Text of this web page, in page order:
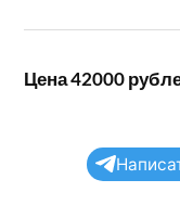
Цена 42000